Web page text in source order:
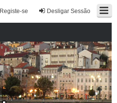
Desligar Sessão
Registe-se